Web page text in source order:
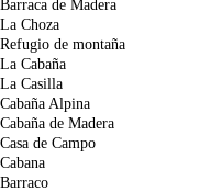
Barraca de Madera
La Choza
Refugio de montaña
La Cabaña
La Casilla
Cabaña Alpina
Cabaña de Madera
Casa de Campo
Cabana
Barraco